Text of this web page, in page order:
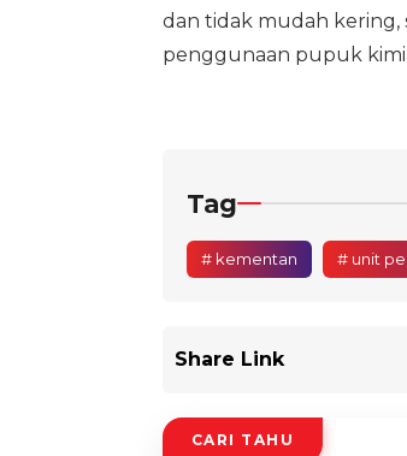
dan tidak mudah
penggunaan pupuk
Tag
# kementan # unit
Share Link
CARI TAHU